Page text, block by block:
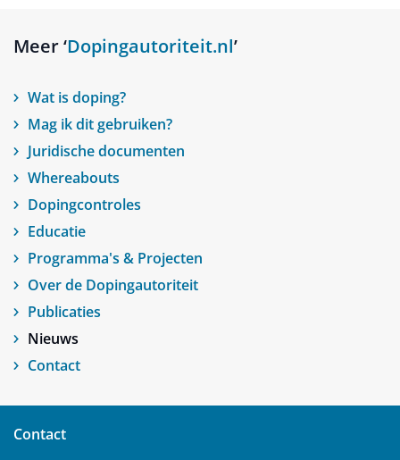
Meer ‘Dopingautoriteit.nl’
Wat is doping?
Mag ik dit gebruiken?
Juridische documenten
Whereabouts
Dopingcontroles
Educatie
Programma's & Projecten
Over de Dopingautoriteit
Publicaties
Nieuws
Contact
Contact